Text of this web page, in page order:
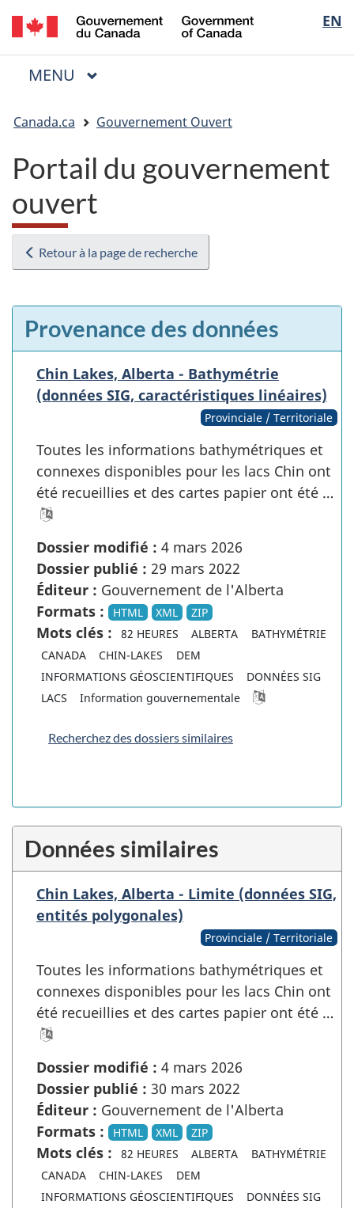
Passer
au
contenu
Passer
à
« Au
Passer
à
la
EN
of
Menu
MENU PRINCIPAL
êtes
ici
Canada.ca Gouvernement Ouvert
Portail du gouvernement
ouvert
Retour à la page de recherche
Provenance des données
Chin Lakes, Alberta - Bathymétrie
(données SIG, caractéristiques linéaires)
Provinciale / Territoriale
Toutes les informations bathymétriques et
connexes disponibles pour les lacs Chin ont
été recueillies et des cartes papier ont été …
Dossier modifié : 4 mars 2026
Dossier publié : 29 mars 2022
Éditeur : Gouvernement de l'Alberta
Formats :
HTML XML ZIP
Mots clés : 82 HEURES ALBERTA
BATHYMÉTRIE
CANADA
CHIN-LAKES
DEM
INFORMATIONS GÉOSCIENTIFIQUES
DONNÉES SIG
LACS
Information gouvernementale
Recherchez des dossiers similaires
Données similaires
Chin Lakes, Alberta - Limite (données SIG,
entités polygonales)
Provinciale / Territoriale
Toutes les informations bathymétriques et
connexes disponibles pour les lacs Chin ont
été recueillies et des cartes papier ont été …
Dossier modifié : 4 mars 2026
Dossier publié : 30 mars 2022
Éditeur : Gouvernement de l'Alberta
Formats :
HTML XML ZIP
Mots clés : 82 HEURES ALBERTA
BATHYMÉTRIE
CANADA
CHIN-LAKES
DEM
INFORMATIONS GÉOSCIENTIFIQUES
DONNÉES SIG